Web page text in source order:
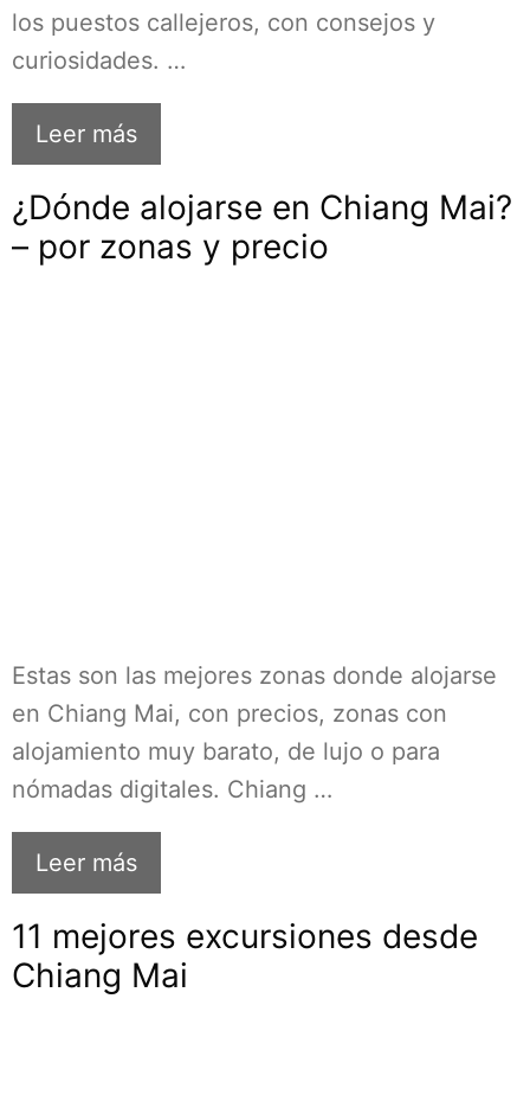
los puestos callejeros, con consejos y
curiosidades. …
Leer más
¿Dónde alojarse en Chiang Mai?
– por zonas y precio
Estas son las mejores zonas donde alojarse
en Chiang Mai, con precios, zonas con
alojamiento muy barato, de lujo o para
nómadas digitales. Chiang …
Leer más
11 mejores excursiones desde
Chiang Mai